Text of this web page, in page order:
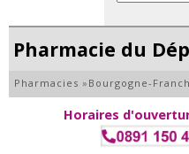
Pharmacie du
Pharmacies » Bourgogne-
Horaires